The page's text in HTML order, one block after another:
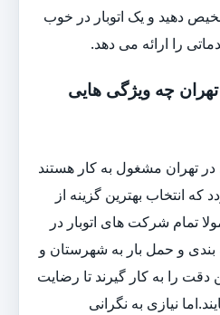
دهید و یک اتوبار در خوب
را ارائه می دهد.
تهران چه ویژگی هایی
تهران مشغول به کار هستند
انتخاب بهترین گزینه از
تمام شرکت های اتوبار در
و حمل بار به شهرستان و
دقت را به کار گیرند تا رضایت
نیازی به نگرانی